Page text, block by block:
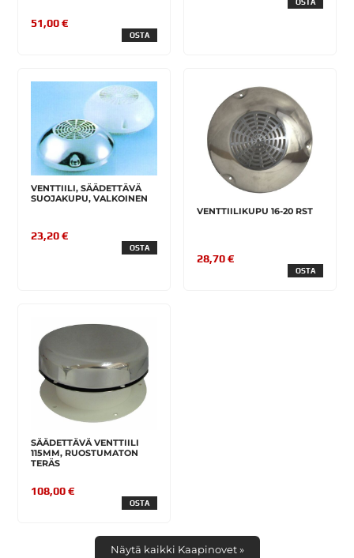
51,00 €
OSTA
VENTTIILI, SÄÄDETTÄVÄ
SUOJAKUPU, VALKOINEN
23,20 €
OSTA
VENTTIILIKUPU 16-20 RST
28,70 €
OSTA
SÄÄDETTÄVÄ VENTTIILI
115MM, RUOSTUMATON
TERÄS
108,00 €
OSTA
Näytä kaikki Kaapinovet »